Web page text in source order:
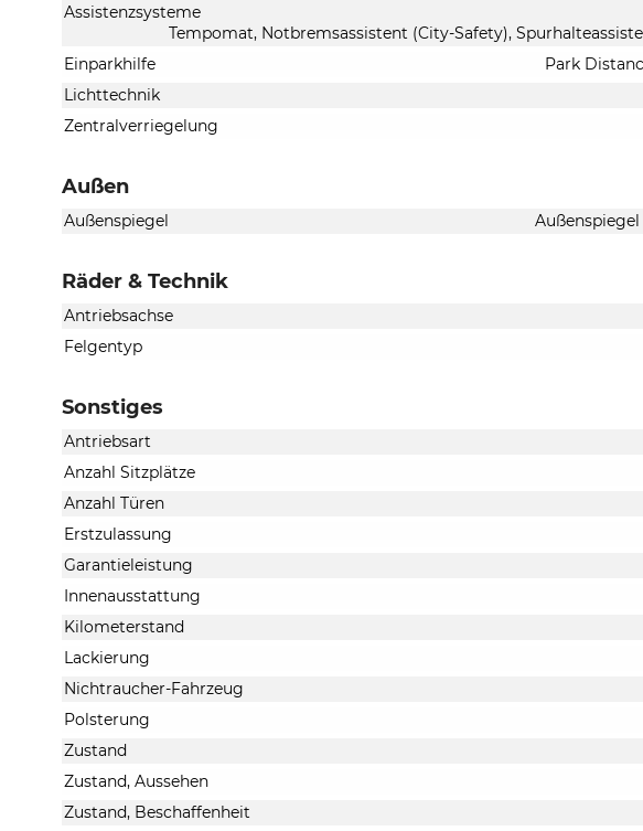
Assistenzsysteme
Tempomat, Notbremsassistent (City-Safety),
Einparkhilfe
Park
Lichttechnik
Zentralverriegelung
Außen
Außenspiegel
Räder & Technik
Antriebsachse
Felgentyp
Sonstiges
Antriebsart
Anzahl Sitzplätze
Anzahl Türen
Erstzulassung
Garantieleistung
Innenausstattung
Kilometerstand
Lackierung
Nichtraucher-Fahrzeug
Polsterung
Zustand
Zustand, Aussehen
Zustand, Beschaffenheit